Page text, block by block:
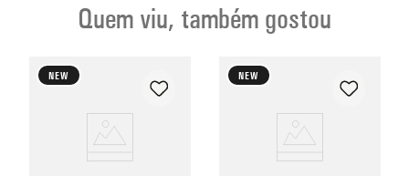
Quem viu, também gostou
NEW NEW